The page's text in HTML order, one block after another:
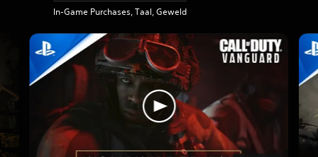
In-Game Purchases, Taal, Geweld